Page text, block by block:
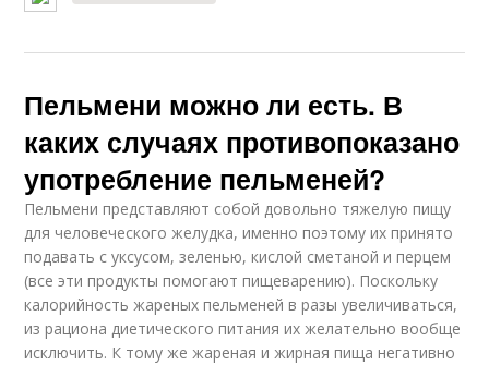
Пельмени можно ли есть. В
каких случаях противопоказано
употребление пельменей?
Пельмени представляют собой довольно тяжелую пищу
для человеческого желудка, именно поэтому их принято
подавать с уксусом, зеленью, кислой сметаной и перцем
(все эти продукты помогают пищеварению). Поскольку
калорийность жареных пельменей в разы увеличиваться,
из рациона диетического питания их желательно вообще
исключить. К тому же жареная и жирная пища негативно